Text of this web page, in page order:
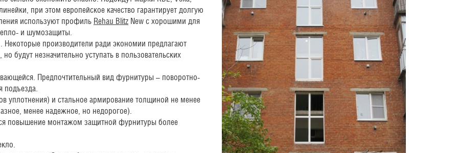
при этом европейское качество гарантирует долгую
используют профиль Rehau Blitz New с хорошими для
и шумозащиты.
производители ради экономии предлагают
незначительно уступать в пользовательских
Предпочтительный вид фурнитуры – поворотно-
подъезда.
уплотнения) и стальное армирование толщиной не менее
менее надежное, но недорогое).
повышение монтажом защитной фурнитуры более